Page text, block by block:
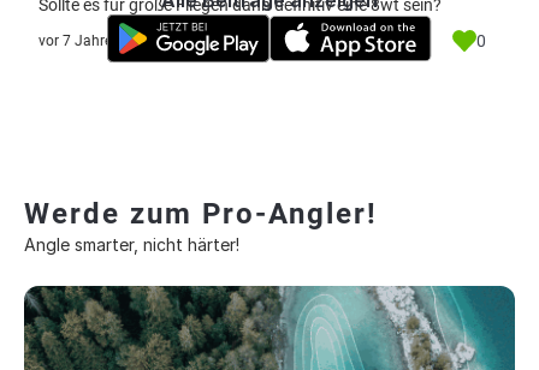
Sollte es für große Fliegen dann definitiv eine 8wt sein?
vor 7 Jahre 0
Werde zum Pro-Angler!
Angle smarter, nicht härter!